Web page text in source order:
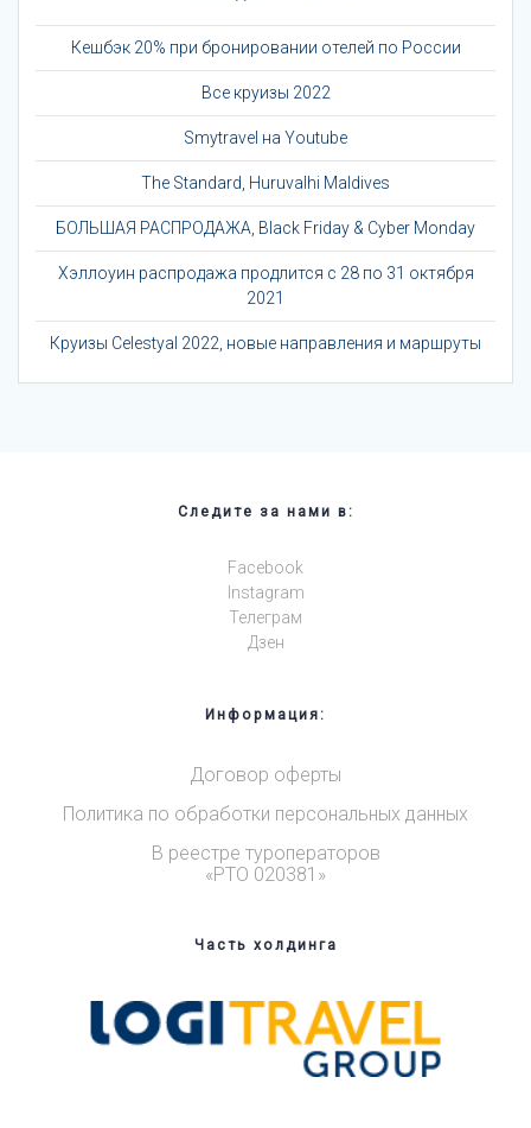
Кешбэк 20% при бронировании отелей по России
Все круизы 2022
Smytravel на Youtube
The Standard, Huruvalhi Maldives
БОЛЬШАЯ РАСПРОДАЖА, Black Friday & Cyber Monday
Хэллоуин распродажа продлится с 28 по 31 октября
2021
Круизы Celestyal 2022, новые направления и маршруты
Следите за нами в:
Facebook
Instagram
Телеграм
Дзен
Информация:
Договор оферты
Политика по обработки персональных данных
В реестре туроператоров
«РТО 020381»
Часть холдинга